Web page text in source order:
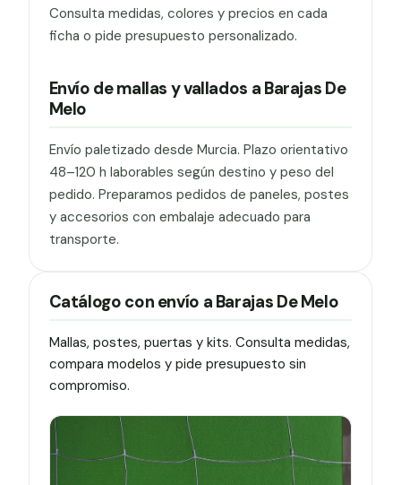
Consulta medidas, colores y precios en cada
ficha o pide presupuesto personalizado.
Envío de mallas y vallados a Barajas De
Melo
Envío paletizado desde Murcia. Plazo orientativo
48–120 h laborables según destino y peso del
pedido. Preparamos pedidos de paneles, postes
y accesorios con embalaje adecuado para
transporte.
Catálogo con envío a Barajas De Melo
Mallas, postes, puertas y kits. Consulta medidas,
compara modelos y pide presupuesto sin
compromiso.